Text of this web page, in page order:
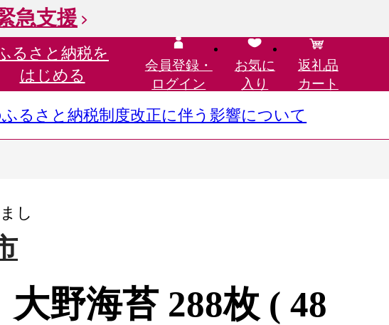
急支援
るさと納税を
はじめる
会員登録・
ログイン
お気に
入り
返礼品
カート
ふるさと納税制度改正に伴う影響について
し
野海苔 288枚 ( 48